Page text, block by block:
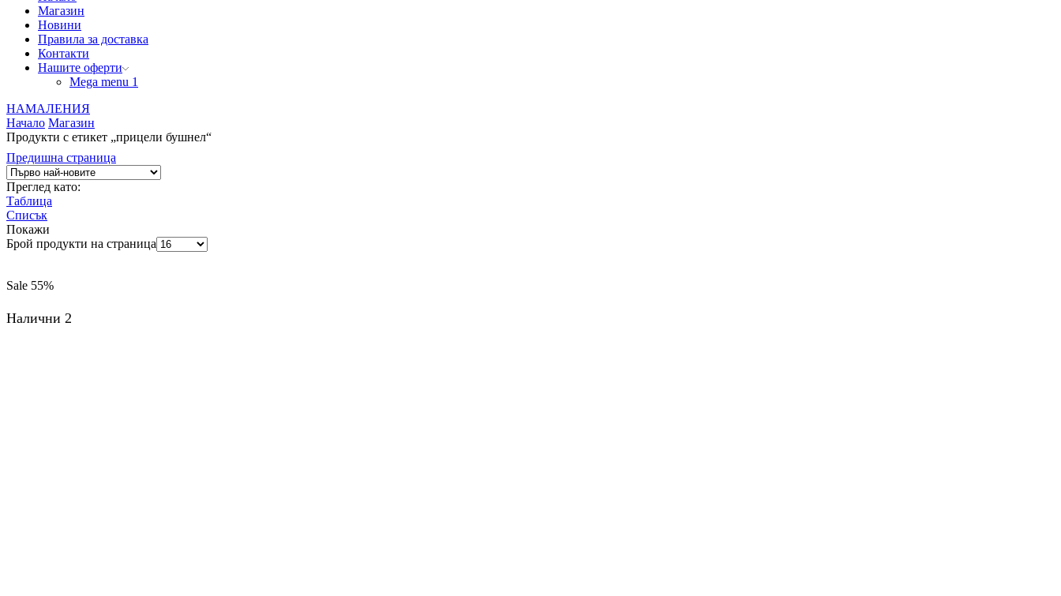
Магазин
Новини
Правила за доставка
Контакти
Нашите оферти
Mega menu 1
НАМАЛЕНИЯ
Начало Магазин
Продукти с етикет „прицели бушнел“
Предишна страница
Преглед като:
Таблица
Списък
Покажи
Брой продукти на страница
Sale 55%
Налични 2